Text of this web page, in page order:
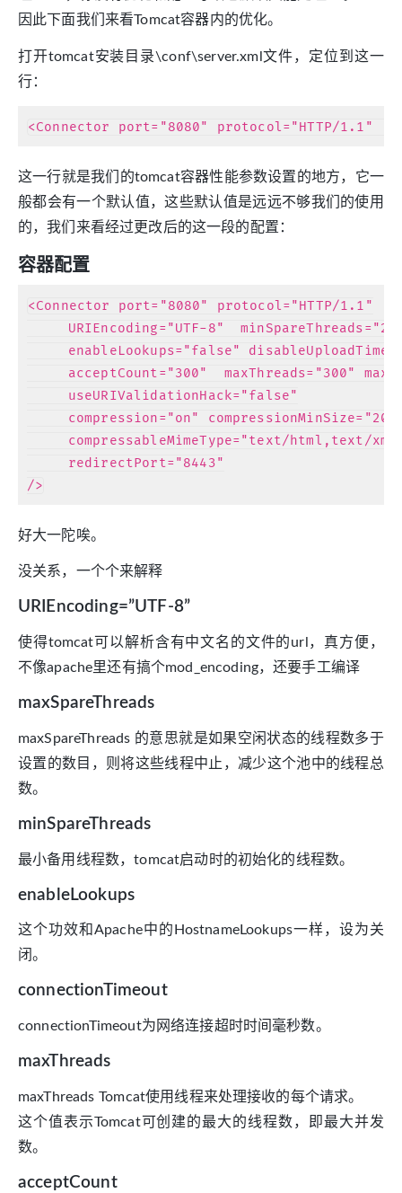
因此下面我们来看Tomcat容器内的优化。
打开tomcat安装目录\conf\server.xml文件，定位到这一
行：
这一行就是我们的tomcat容器性能参数设置的地方，它一
般都会有一个默认值，这些默认值是远远不够我们的使用
的，我们来看经过更改后的这一段的配置：
容器配置
<Connector port="8080" protocol="HTTP/1.1"
URIEncoding="UTF-8"
enableLookups="false"
acceptCount="300"  maxThreads="300"
     useURIValidationHack="false"
compression="on"
compressableMimeType="text/html,text/
     redirectPort="8443"
好大一陀唉。
没关系，一个个来解释
URIEncoding=”UTF-8”
使得tomcat可以解析含有中文名的文件的url，真方便，
不像apache里还有搞个mod_encoding，还要手工编译
maxSpareThreads
maxSpareThreads 的意思就是如果空闲状态的线程数多于
设置的数目，则将这些线程中止，减少这个池中的线程总
数。
minSpareThreads
最小备用线程数，tomcat启动时的初始化的线程数。
enableLookups
这个功效和Apache中的HostnameLookups一样，设为关
闭。
connectionTimeout
connectionTimeout为网络连接超时时间毫秒数。
maxThreads
maxThreads Tomcat使用线程来处理接收的每个请求。
这个值表示Tomcat可创建的最大的线程数，即最大并发
数。
acceptCount